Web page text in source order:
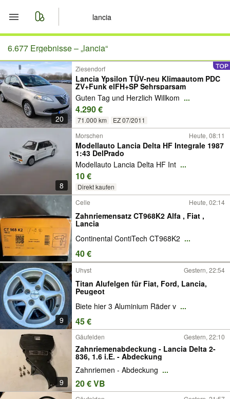
Start
Merkliste
Nachrichten
Anzeige aufgeben
6.677 Ergebnisse –„lancia“
20
Ziesendorf
Lancia Ypsilon TÜV-neu Klimaautom PDC
ZV+Funk elFH+SP Sehrsparsam
Guten Tag und Herzlich Willkom ...
4.290 €
71.000 km EZ 07/2011
8
Morschen Heute, 08:11
Modellauto Lancia Delta HF Integrale 1987
1:43 DelPrado
Modellauto Lancia Delta HF Int ...
10 €
Direkt kaufen
Celle
Heute, 02:14
Zahnriemensatz CT968K2 Alfa , Fiat ,
Lancia
Continental ContiTech CT968K2 ...
40 €
9
Uhyst Gestern, 22:54
Titan Alufelgen für Fiat, Ford, Lancia,
Peugeot
Biete hier 3 Aluminium Räder v ...
45 €
9
Gäufelden Gestern, 22:10
Zahnriemenabdeckung - Lancia Delta 2-
836, 1.6 i.E. - Abdeckung
Zahnriemen - Abdeckung ...
20 € VB